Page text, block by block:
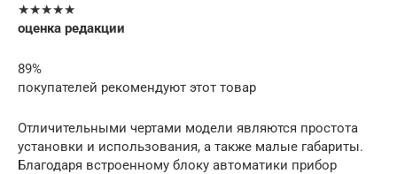
★★★★★
оценка редакции
89%
покупателей рекомендуют этот товар
Отличительными чертами модели являются простота
установки и использования, а также малые габариты.
Благодаря встроенному блоку автоматики прибор